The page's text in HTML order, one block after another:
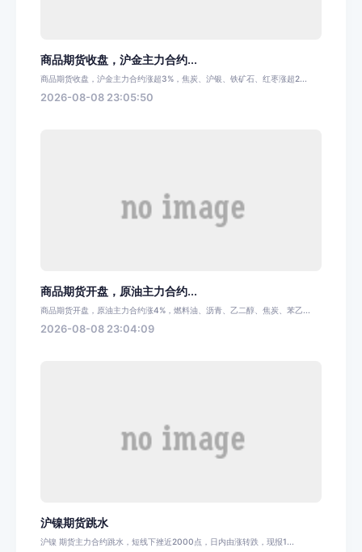
商品期货收盘，沪金主力合约...
商品期货收盘，沪金主力合约涨超3%，焦炭、沪银、铁矿石、红枣涨超2...
2026-08-08 23:05:50
商品期货开盘，原油主力合约...
商品期货开盘，原油主力合约涨4%，燃料油、沥青、乙二醇、焦炭、苯乙...
2026-08-08 23:04:09
沪镍期货跳水
沪镍 期货主力合约跳水，短线下挫近2000点，日内由涨转跌，现报1...